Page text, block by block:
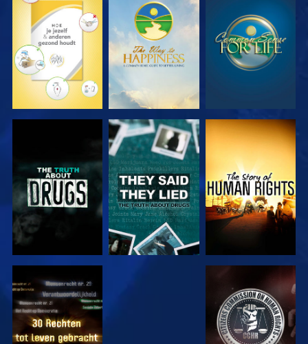
KIJK KIJK KIJK
KIJK KIJK
KIJK KIJK